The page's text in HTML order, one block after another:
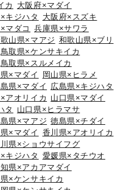
カ
大阪府×マダイ
キジハタ
大阪府×スズキ
マダコ
兵庫県×サワラ
山県×マアジ 和歌山県×ブリ
鳥取県×ケンサキイカ
鳥取県×スルメイカ
×マダイ
岡山県×ヒラメ
県×マダイ 広島県×キジハタ
アオリイカ 山口県×マダイ
タ
山口県×ヒラマサ
県×マアジ 徳島県×チダイ
×マダイ 香川県×アオリイカ
県×ショウサイフグ
キジハタ 愛媛県×タチウオ
県×アカアマダイ
×ケンサキイカ